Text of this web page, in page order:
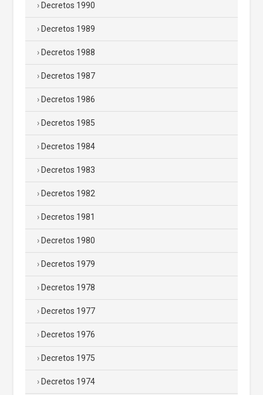
Decretos 1990
Decretos 1989
Decretos 1988
Decretos 1987
Decretos 1986
Decretos 1985
Decretos 1984
Decretos 1983
Decretos 1982
Decretos 1981
Decretos 1980
Decretos 1979
Decretos 1978
Decretos 1977
Decretos 1976
Decretos 1975
Decretos 1974